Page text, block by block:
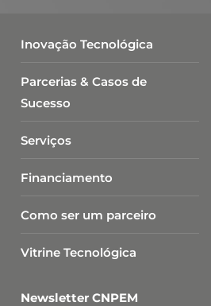
Inovação Tecnológica
Parcerias & Casos de
Sucesso
Serviços
Financiamento
Como ser um parceiro
Vitrine Tecnológica
Newsletter CNPEM